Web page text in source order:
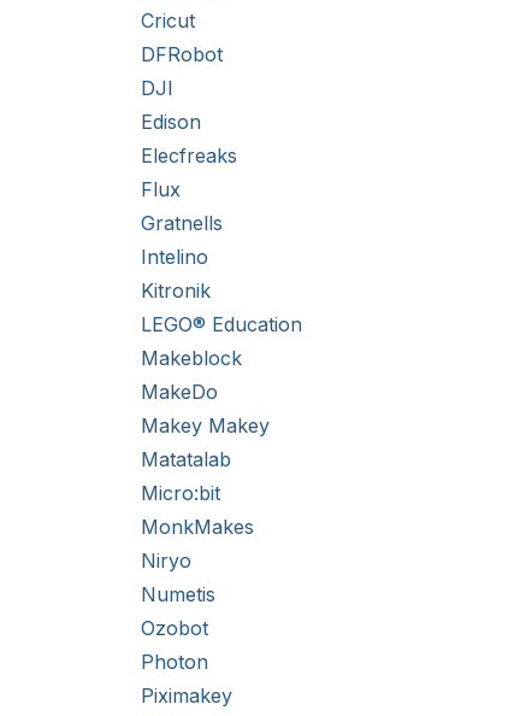
Cricut
DFRobot
DJI
Edison
Elecfreaks
Flux
Gratnells
Intelino
Kitronik
LEGO® Education
Makeblock
MakeDo
Makey Makey
Matatalab
Micro:bit
MonkMakes
Niryo
Numetis
Ozobot
Photon
Piximakey